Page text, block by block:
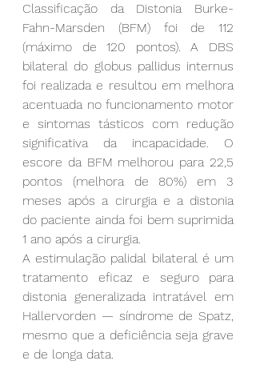
Classificação da Distonia Burke-
Fahn-Marsden (BFM) foi de 112
(máximo de 120 pontos). A DBS
bilateral do globus pallidus internus
foi realizada e resultou em melhora
acentuada no funcionamento motor
e sintomas tásticos com redução
significativa da incapacidade. O
escore da BFM melhorou para 22,5
pontos (melhora de 80%) em 3
meses após a cirurgia e a distonia
do paciente ainda foi bem suprimida
1 ano após a cirurgia.
A estimulação palidal bilateral é um
tratamento eficaz e seguro para
distonia generalizada intratável em
Hallervorden — síndrome de Spatz,
mesmo que a deficiência seja grave
e de longa data.